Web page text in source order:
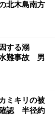
北木島南方
する溺
難事故 男
ミキリの被
認 半径約